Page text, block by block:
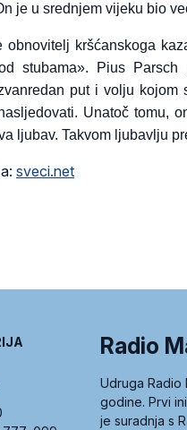
je u srednjem vijeku bio
obnovitelj kršćanskoga
stubama». Pius
put i volju
Unatoč tomu,
ljubav. Takvom ljubavlju
sveci.net
Radio
Udruga Radio
godine. Prvi
je suradnja s